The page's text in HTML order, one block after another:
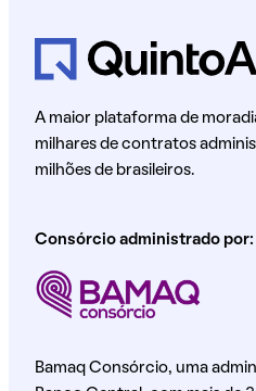
A maior plataforma de
milhares de contratos
milhões de brasileiros.
Consórcio administrado por:
Bamaq Consórcio, uma